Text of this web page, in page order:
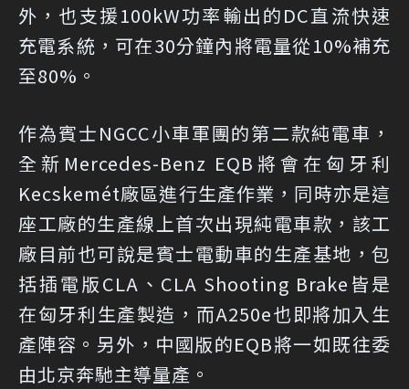
外，也支援100kW功率輸出的DC直流快速
充電系統，可在30分鐘內將電量從10%補充
至80%。
作為賓士NGCC小車軍團的第二款純電車，
全新Mercedes-Benz EQB將會在匈牙利
Kecskemét廠區進行生產作業，同時亦是這
座工廠的生產線上首次出現純電車款，該工
廠目前也可說是賓士電動車的生產基地，包
括插電版CLA、CLA Shooting Brake皆是
在匈牙利生產製造，而A250e也即將加入生
產陣容。另外，中國版的EQB將一如既往委
由北京奔馳主導量產。